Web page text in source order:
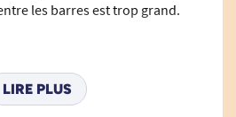
les barres est trop grand.
LIRE PLUS